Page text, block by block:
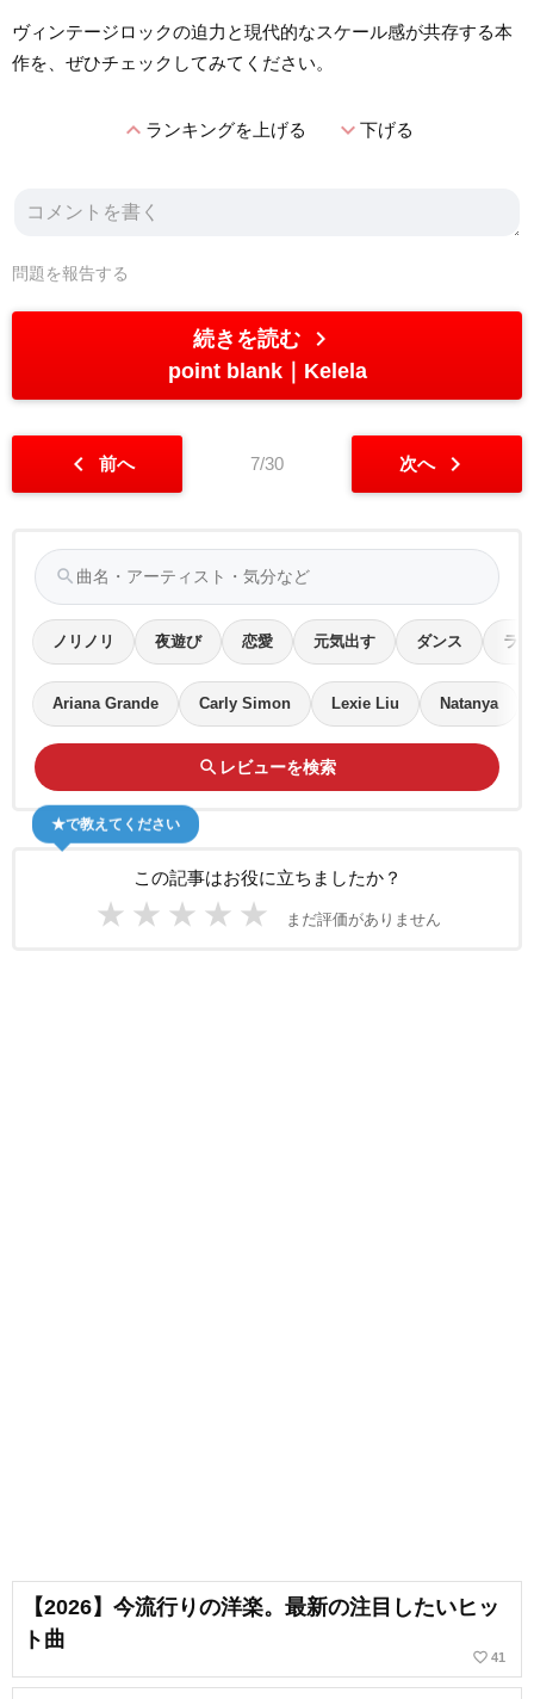
ヴィンテージロックの迫力と現代的なスケール感が共存する本
作を、ぜひチェックしてみてください。
expand_lessランキングを上げる expand_more下げる
問題を報告する
続きを読む chevron_right
point blank Kelela
chevron_left 前へ 7/30 次へ chevron_right
search
ノリノリ 夜遊び 恋愛 元気出す ダンス ラ
Ariana Grande Carly Simon Lexie Liu Natanya
search レビューを検索
この記事はお役に立ちましたか？
★ ★ ★ ★ ★ まだ評価がありません
★で教えてください
【2026】今流行りの洋楽。最新の注目したいヒッ
ト曲
favorite_border 41